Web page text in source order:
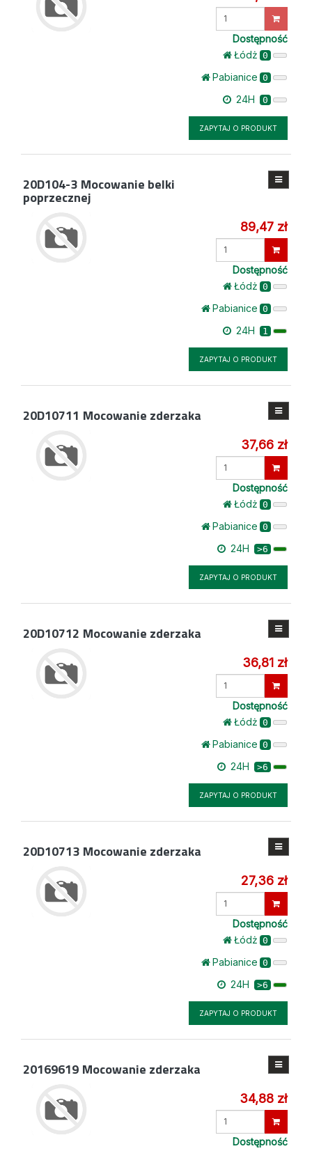
Wprowadź
Dostępność
Łódż 0
Pabianice 0
24H 0
ZAPYTAJ O PRODUKT
20D104-3 Mocowanie belki
poprzecznej
89,47 zł
Wprowadź
Dostępność
Łódż 0
Pabianice 0
24H 1
ZAPYTAJ O PRODUKT
20D10711 Mocowanie zderzaka
37,66 zł
Wprowadź
Dostępność
Łódż 0
Pabianice 0
24H >6
ZAPYTAJ O PRODUKT
20D10712 Mocowanie zderzaka
36,81 zł
Wprowadź
Dostępność
Łódż 0
Pabianice 0
24H >6
ZAPYTAJ O PRODUKT
20D10713 Mocowanie zderzaka
27,36 zł
Wprowadź
Dostępność
Łódż 0
Pabianice 0
24H >6
ZAPYTAJ O PRODUKT
20169619 Mocowanie zderzaka
34,88 zł
Wprowadź
Dostępność